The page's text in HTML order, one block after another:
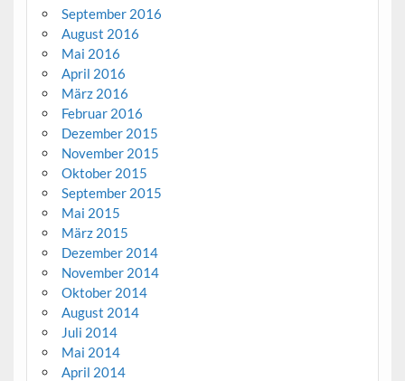
September 2016
August 2016
Mai 2016
April 2016
März 2016
Februar 2016
Dezember 2015
November 2015
Oktober 2015
September 2015
Mai 2015
März 2015
Dezember 2014
November 2014
Oktober 2014
August 2014
Juli 2014
Mai 2014
April 2014